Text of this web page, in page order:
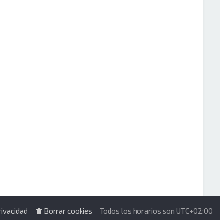
Todos los horarios son UTC+02:00
Borrar cookies